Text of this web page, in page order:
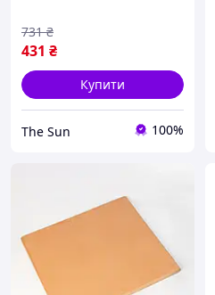
431 ₴
731 ₴
Купити
The Sun 100%